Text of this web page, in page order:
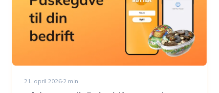
21. april 2026·2 min